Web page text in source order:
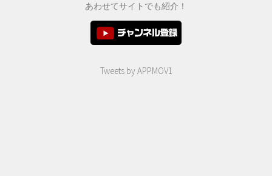
あわせてサイトでも紹介！
Tweets by APPMOV1